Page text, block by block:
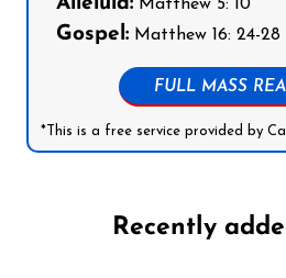
Matthew 5: 10
Gospel: Matthew 16: 24-28
FULL MASS
*This is a free service provided by
Recently